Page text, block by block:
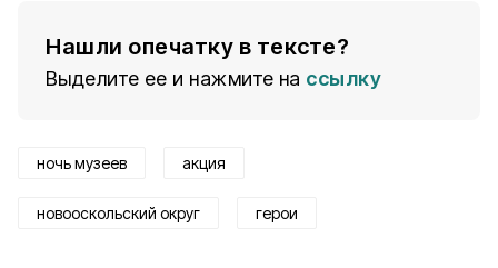
Нашли опечатку в тексте?
Выделите ее и нажмите на ссылку
ночь музеев акция
новооскольский округ герои